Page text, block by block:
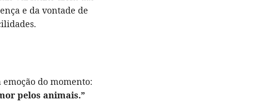
e da vontade de
do momento:
pelos animais.”